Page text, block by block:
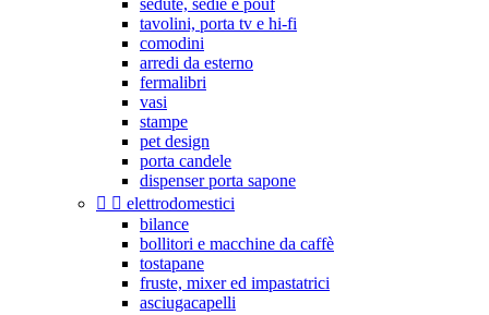
sedute, sedie e pouf
tavolini, porta tv e hi-fi
comodini
arredi da esterno
fermalibri
vasi
stampe
pet design
porta candele
dispenser porta sapone
  elettrodomestici
bilance
bollitori e macchine da caffè
tostapane
fruste, mixer ed impastatrici
asciugacapelli